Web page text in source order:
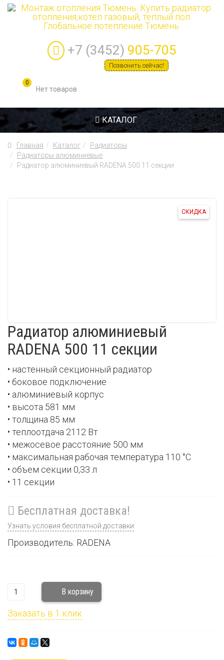
+7 (3452) 905-705
Позвонить сейчас!
0
КАТАЛОГ
Главная Каталог
Радиаторы
Радиаторы алюминиевые
Радиатор алюминиевый RADENA 500 11 секции
СКИДКА
Радиатор алюминиевый
RADENA 500 11 секции
• настенный секционный радиатор
• боковое подключение
• алюминиевый корпус
• высота 581 мм
• толщина 85 мм
• теплоотдача 2112 Вт
• межосевое расстояние 500 мм
• максимальная рабочая температура 110 °С
• объем секции 0,33 л
• 11 секции
Бесплатная доставка!
Узнать условия бесплатной доставки
Производитель: RADENA
Заказать в 1 клик